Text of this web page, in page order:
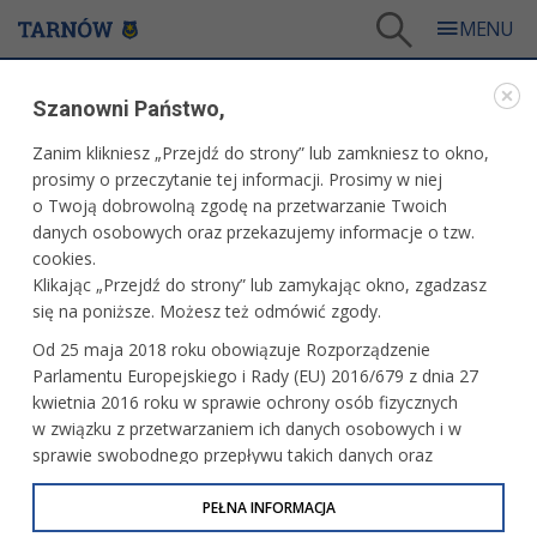
WSPÓŁPRACA Z NGO
Zasady współpracy
Prawo
Konkursy ofert
Galeria
Oferty składane w trybie pozakonkursowym - małe granty
Tarnowskie Forum Organizacji Pozarządowych
Zaproszenia do składania ofert
Komunikaty
Szanowni Państwo,
Zanim klikniesz „Przejdź do strony” lub zamkniesz to okno,
prosimy o przeczytanie tej informacji. Prosimy w niej
o Twoją dobrowolną zgodę na przetwarzanie Twoich
danych osobowych oraz przekazujemy informacje o tzw.
cookies.
Klikając „Przejdź do strony” lub zamykając okno, zgadzasz
się na poniższe. Możesz też odmówić zgody.
Od 25 maja 2018 roku obowiązuje Rozporządzenie
Parlamentu Europejskiego i Rady (EU) 2016/679 z dnia 27
kwietnia 2016 roku w sprawie ochrony osób fizycznych
w związku z przetwarzaniem ich danych osobowych i w
sprawie swobodnego przepływu takich danych oraz
uchylenia dyrektywy 95/46/WE (określane jako RODO, GDPR
lub Ogólne Rozporządzenie o Ochronie Danych
PEŁNA INFORMACJA